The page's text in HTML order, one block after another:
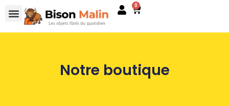
0
Notre boutique